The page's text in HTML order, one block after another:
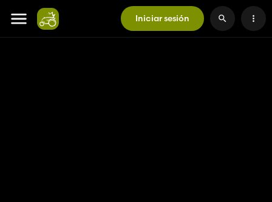
Iniciar sesión